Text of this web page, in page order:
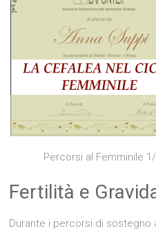
Percorsi al Femminile
Fertilità e
Durante i percorsi di sostegno